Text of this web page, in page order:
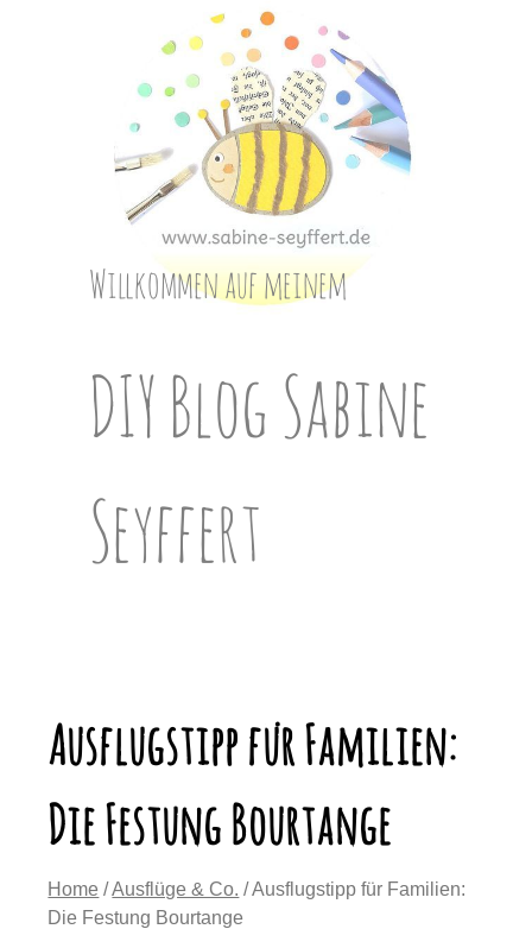
Willkommen auf meinem
DIY Blog Sabine
Seyffert
Ausflugstipp für Familien:
Die Festung Bourtange
Home /Ausflüge & Co. / Ausflugstipp für Familien:
Die Festung Bourtange